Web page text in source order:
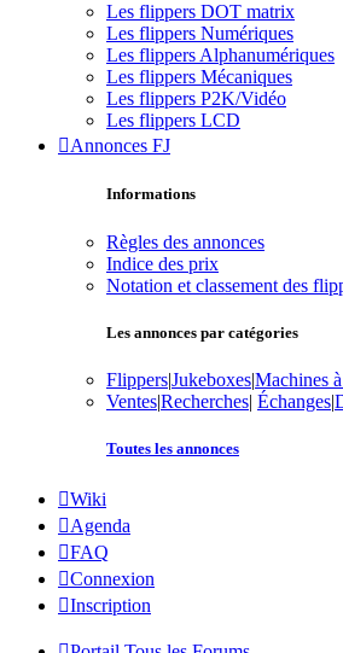
Les flippers DOT matrix
Les flippers Numériques
Les flippers Alphanumériques
Les flippers Mécaniques
Les flippers P2K/Vidéo
Les flippers LCD
Annonces FJ
Informations
Règles des annonces
Indice des prix
Notation et classement des
Les annonces par catégories
Flippers|Jukeboxes|Machines
Ventes|Recherches| Échanges|
Toutes les annonces
Wiki
Agenda
FAQ
Connexion
Inscription